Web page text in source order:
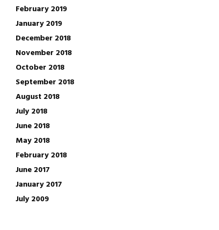
February 2019
January 2019
December 2018
November 2018
October 2018
September 2018
August 2018
July 2018
June 2018
May 2018
February 2018
June 2017
January 2017
July 2009